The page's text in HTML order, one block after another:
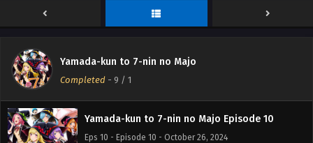
Yamada-kun to 7-nin no Majo
Completed - 9 / 1
Yamada-kun to 7-nin no Majo Episode 12
Eps 12 - Episode 12 - October 26, 2024
Yamada-kun to 7-nin no Majo Episode 11
Eps 11 - Episode 11 - October 26, 2024
Yamada-kun to 7-nin no Majo Episode 10
Eps 10 - Episode 10 - October 26, 2024